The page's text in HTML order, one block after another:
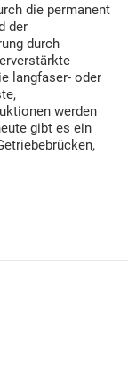
die permanent
der
durch
langfaser- oder
werden
gibt es ein